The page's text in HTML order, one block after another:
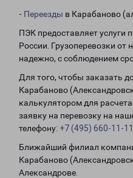
- Переезды в Карабаново
ПЭК предоставляет услуги
России. Грузоперевозки от
надежно, с соблюдением
Для того, чтобы заказать
Карабаново
калькулятором для
заявку на перевозку на
телефону: +7 (495) 660-11-11
Ближайший филиал
Карабаново
Александрове.